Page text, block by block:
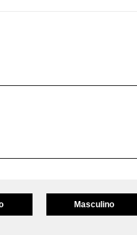
Masculino